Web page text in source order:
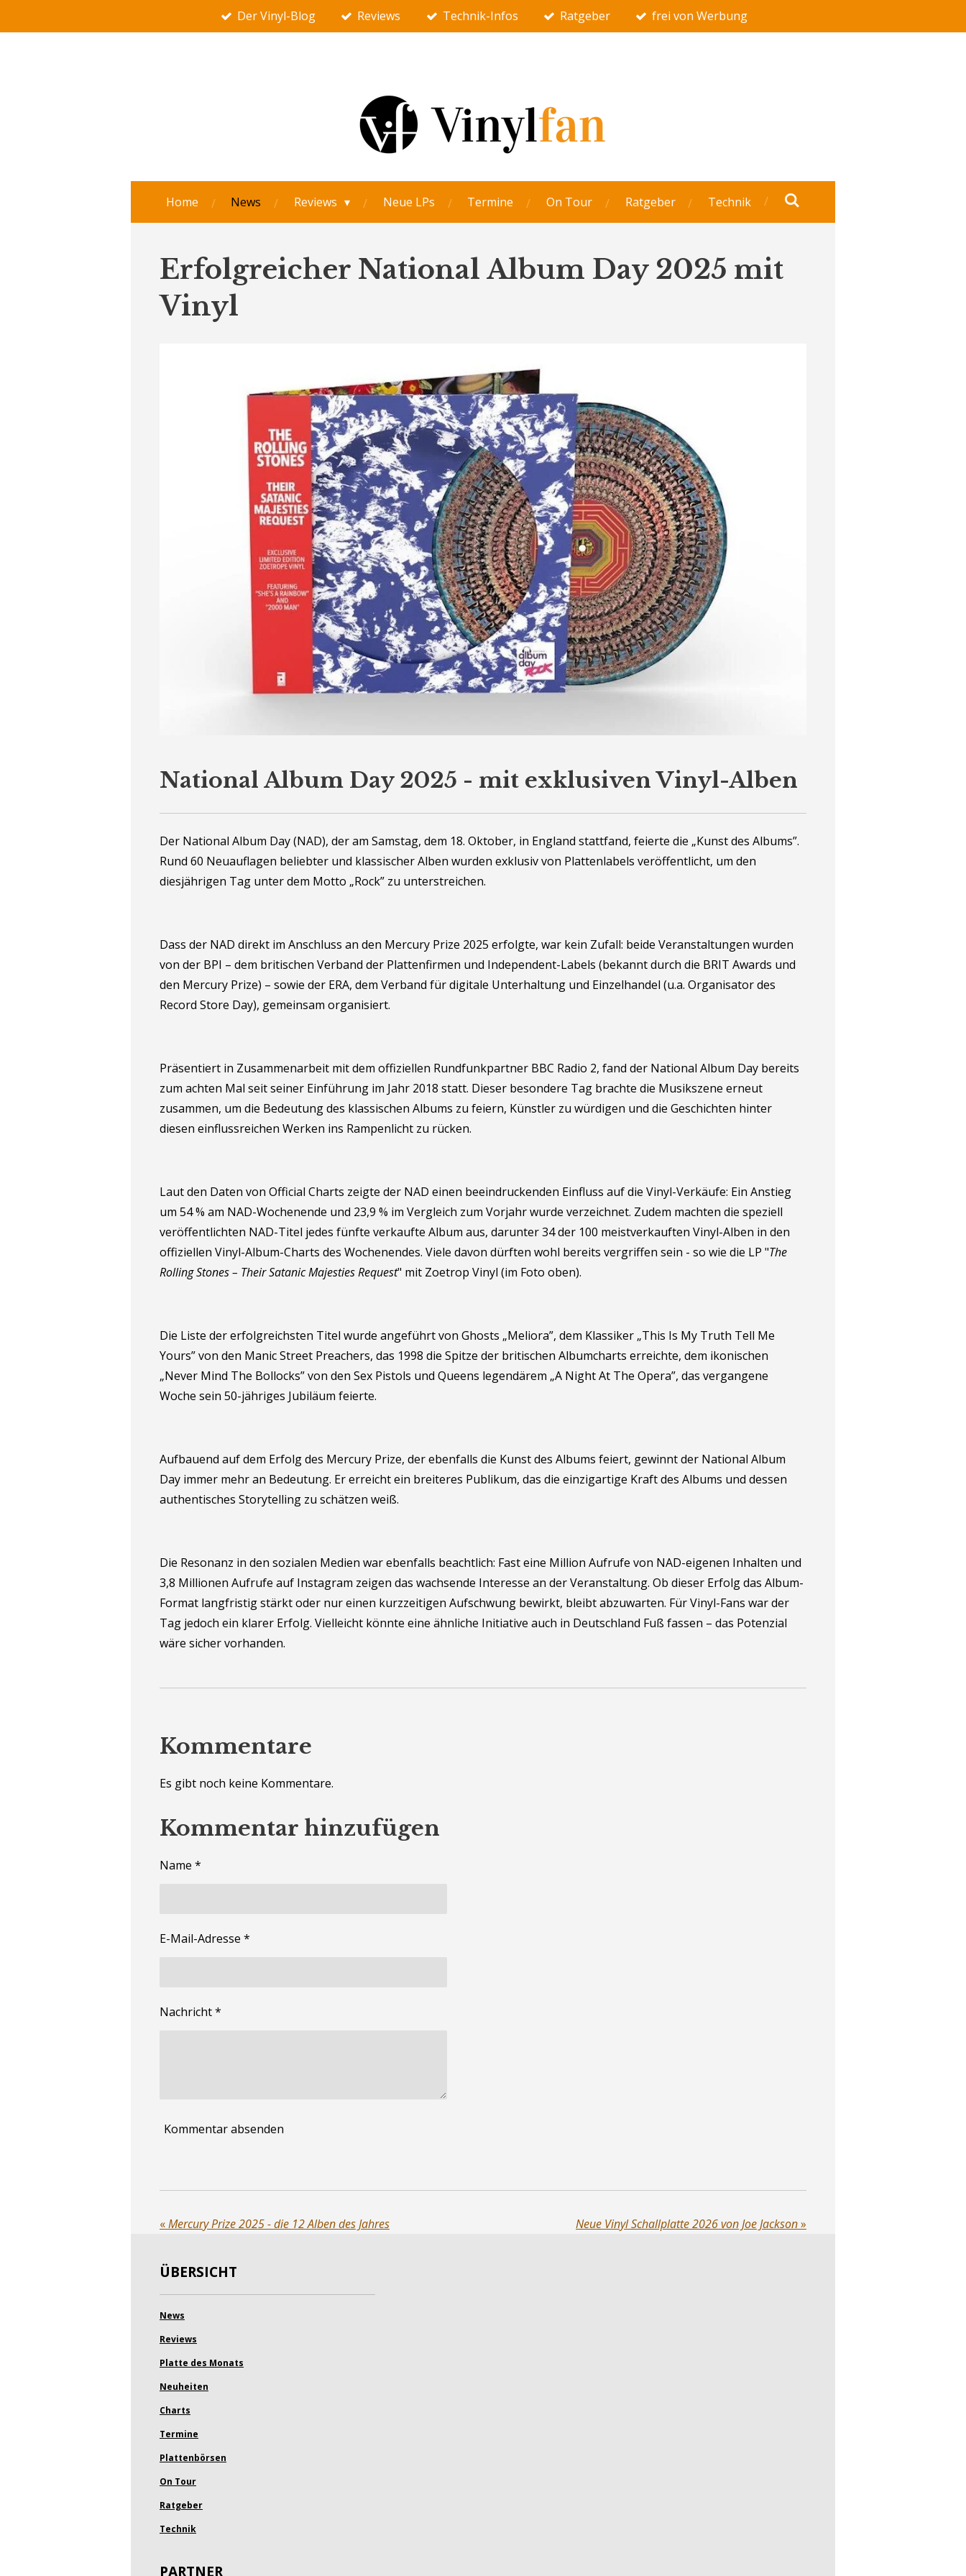
Hauptinhalt
Der Vinyl-Blog Reviews Technik-Infos Ratgeber frei von Werbung
Home News Reviews Neue LPs Termine On Tour Ratgeber Technik
Erfolgreicher National Album Day 2025 mit
Vinyl
National Album Day 2025 - mit exklusiven Vinyl-Alben
Der National Album Day (NAD), der am Samstag, dem 18. Oktober, in England stattfand, feierte die „Kunst des Albums”.
Rund 60 Neuauflagen beliebter und klassischer Alben wurden exklusiv von Plattenlabels veröffentlicht, um den
diesjährigen Tag unter dem Motto „Rock” zu unterstreichen.
Dass der NAD direkt im Anschluss an den Mercury Prize 2025 erfolgte, war kein Zufall: beide Veranstaltungen wurden
von der BPI – dem britischen Verband der Plattenfirmen und Independent-Labels (bekannt durch die BRIT Awards und
den Mercury Prize) – sowie der ERA, dem Verband für digitale Unterhaltung und Einzelhandel (u.a. Organisator des
Record Store Day), gemeinsam organisiert.
Präsentiert in Zusammenarbeit mit dem offiziellen Rundfunkpartner BBC Radio 2, fand der National Album Day bereits
zum achten Mal seit seiner Einführung im Jahr 2018 statt. Dieser besondere Tag brachte die Musikszene erneut
zusammen, um die Bedeutung des klassischen Albums zu feiern, Künstler zu würdigen und die Geschichten hinter
diesen einflussreichen Werken ins Rampenlicht zu rücken.
Laut den Daten von Official Charts zeigte der NAD einen beeindruckenden Einfluss auf die Vinyl-Verkäufe: Ein Anstieg
um 54 % am NAD-Wochenende und 23,9 % im Vergleich zum Vorjahr wurde verzeichnet. Zudem machten die speziell
veröffentlichten NAD-Titel jedes fünfte verkaufte Album aus, darunter 34 der 100 meistverkauften Vinyl-Alben in den
offiziellen Vinyl-Album-Charts des Wochenendes. Viele davon dürften wohl bereits vergriffen sein - so wie die LP "The
Rolling Stones – Their Satanic Majesties Request" mit Zoetrop Vinyl (im Foto oben).
Die Liste der erfolgreichsten Titel wurde angeführt von Ghosts „Meliora”, dem Klassiker „This Is My Truth Tell Me
Yours” von den Manic Street Preachers, das 1998 die Spitze der britischen Albumcharts erreichte, dem ikonischen
„Never Mind The Bollocks” von den Sex Pistols und Queens legendärem „A Night At The Opera”, das vergangene
Woche sein 50-jähriges Jubiläum feierte.
Aufbauend auf dem Erfolg des Mercury Prize, der ebenfalls die Kunst des Albums feiert, gewinnt der National Album
Day immer mehr an Bedeutung. Er erreicht ein breiteres Publikum, das die einzigartige Kraft des Albums und dessen
authentisches Storytelling zu schätzen weiß.
Die Resonanz in den sozialen Medien war ebenfalls beachtlich: Fast eine Million Aufrufe von NAD-eigenen Inhalten und
3,8 Millionen Aufrufe auf Instagram zeigen das wachsende Interesse an der Veranstaltung. Ob dieser Erfolg das Album-
Format langfristig stärkt oder nur einen kurzzeitigen Aufschwung bewirkt, bleibt abzuwarten. Für Vinyl-Fans war der
Tag jedoch ein klarer Erfolg. Vielleicht könnte eine ähnliche Initiative auch in Deutschland Fuß fassen – das Potenzial
wäre sicher vorhanden.
Kommentare
Es gibt noch keine Kommentare.
Kommentar hinzufügen
Name *
E-Mail-Adresse *
Nachricht *
Kommentar absenden
«Mercury Prize 2025 - die 12 Alben des Jahres Neue Vinyl Schallplatte 2026 von Joe Jackson»
ÜBERSICHT
News
Reviews
Platte des Monats
Neuheiten
Charts
Termine
Plattenbörsen
On Tour
Ratgeber
Technik
PARTNER